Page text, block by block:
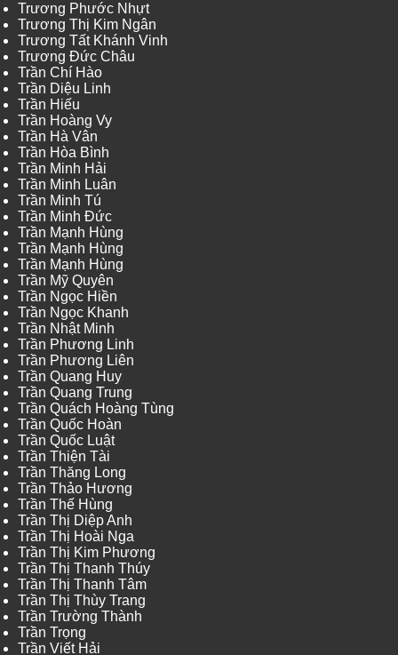
Trương Phước Nhựt
Trương Thị Kim Ngân
Trương Tất Khánh Vinh
Trương Đức Châu
Trần Chí Hào
Trần Diệu Linh
Trần Hiếu
Trần Hoàng Vy
Trần Hà Vân
Trần Hòa Bình
Trần Minh Hải
Trần Minh Luân
Trần Minh Tú
Trần Minh Đức
Trần Mạnh Hùng
Trần Mạnh Hùng
Trần Mạnh Hùng
Trần Mỹ Quyên
Trần Ngọc Hiền
Trần Ngọc Khanh
Trần Nhật Minh
Trần Phương Linh
Trần Phương Liên
Trần Quang Huy
Trần Quang Trung
Trần Quách Hoàng Tùng
Trần Quốc Hoàn
Trần Quốc Luật
Trần Thiện Tài
Trần Thăng Long
Trần Thảo Hương
Trần Thế Hùng
Trần Thị Diệp Anh
Trần Thị Hoài Nga
Trần Thị Kim Phương
Trần Thị Thanh Thúy
Trần Thị Thanh Tâm
Trần Thị Thùy Trang
Trần Trường Thành
Trần Trọng
Trần Viết Hải